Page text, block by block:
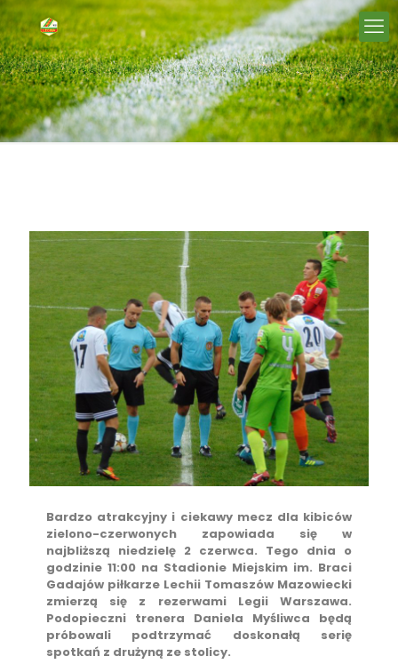
Bardzo atrakcyjny i ciekawy mecz dla kibiców
zielono-czerwonych zapowiada się w
najbliższą niedzielę 2 czerwca. Tego dnia o
godzinie 11:00 na Stadionie Miejskim im. Braci
Gadajów piłkarze Lechii Tomaszów Mazowiecki
zmierzą się z rezerwami Legii Warszawa.
Podopieczni trenera Daniela Myśliwca będą
próbowali podtrzymać doskonałą serię
spotkań z drużyną ze stolicy.